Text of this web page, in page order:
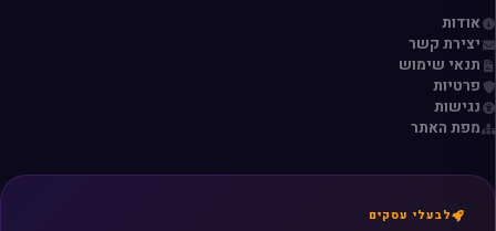
אודות
יצירת קשר
תנאי שימוש
פרטיות
נגישות
מפת האתר
לבעלי עסקים